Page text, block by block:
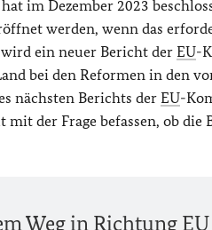
im Dezember 2023
werden, wenn das
ein neuer Bericht der EU-
bei den Reformen in den
nächsten Berichts der EU-
mit der Frage befassen, ob
Weg in Richtung EU